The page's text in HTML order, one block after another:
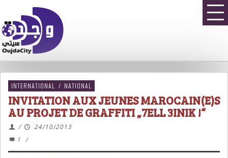
INTERNATIONAL / NATIONAL
INVITATION AUX JEUNES MAROCAIN(E)S
AU PROJET DE GRAFFITI „7ELL 3INIK !“
/
24/10/2013
1
/